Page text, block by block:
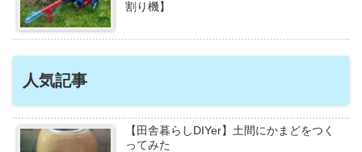
割り機】
人気記事
【田舎暮らしDIYer】土間にかまどをつく
ってみた